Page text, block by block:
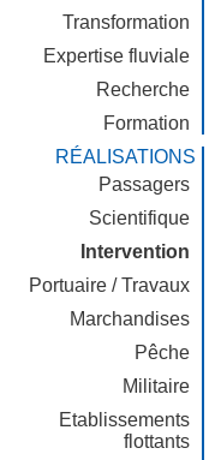
Transformation
Expertise fluviale
Recherche
Formation
RÉALISATIONS
Passagers
Scientifique
Intervention
Portuaire / Travaux
Marchandises
Pêche
Militaire
Etablissements
flottants